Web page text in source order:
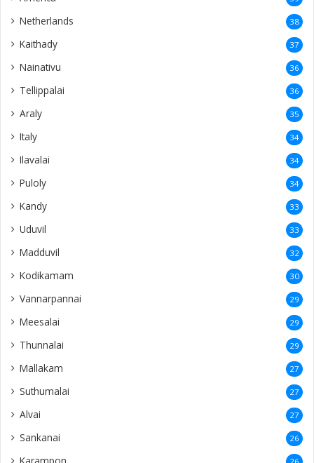
Netherlands 38
Kaithady 37
Nainativu 36
Tellippalai 36
Araly 35
Italy 34
Ilavalai 34
Puloly 34
Kandy 33
Uduvil 33
Madduvil 32
Kodikamam 30
Vannarpannai 29
Meesalai 29
Thunnalai 29
Mallakam 27
Suthumalai 27
Alvai 27
Sankanai 26
Karampon